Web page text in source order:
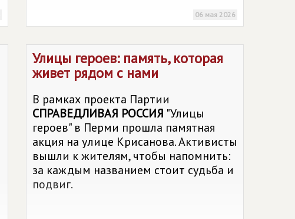
06 мая 2026
Улицы героев: память, которая
живет рядом с нами
В рамках проекта Партии
СПРАВЕДЛИВАЯ РОССИЯ "Улицы
героев" в Перми прошла памятная
акция на улице Крисанова. Активисты
вышли к жителям, чтобы напомнить:
за каждым названием стоит судьба и
подвиг.